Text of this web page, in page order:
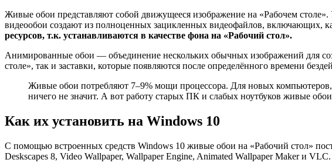
Живые обои представляют собой движущееся изображение на «Рабочем
видеообои создают из полноценных зацикленных видеофайлов, включающих,
ресурсов, т.к. устанавливаются в качестве фона на «Рабочий стол».
Анимированные обои — объединение нескольких обычных изображений для
столе», так и заставки, которые появляются после определённого времени
Живые обои потребляют 7–9% мощи процессора. Для новых
ничего не значит. А вот работу старых ПК и слабых ноутбуков живые
Как их установить на Windows 10
С помощью встроенных средств Windows 10 живые обои на «Рабочий стол»
Deskscapes 8, Video Wallpaper, Wallpaper Engine, Animated Wallpaper Maker и VLC.